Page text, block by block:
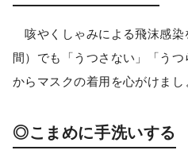
咳やくしゃみによる飛沫感染
間）でも「うつさない」「う
からマスクの着用を心がけまし
◎こまめに手洗いする